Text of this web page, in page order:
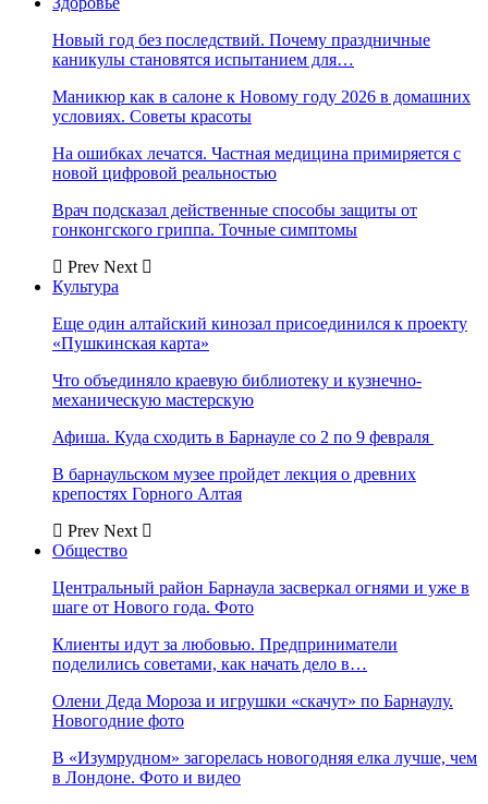
Новый год без последствий. Почему праздничные
каникулы становятся испытанием для…
Маникюр как в салоне к Новому году 2026 в домашних
условиях. Советы красоты
На ошибках лечатся. Частная медицина примиряется с
новой цифровой реальностью
Врач подсказал действенные способы защиты от
гонконгского гриппа. Точные симптомы
Prev Next
Культура
Еще один алтайский кинозал присоединился к проекту
«Пушкинская карта»
Что объединяло краевую библиотеку и кузнечно-
механическую мастерскую
Афиша. Куда сходить в Барнауле со 2 по 9 февраля
В барнаульском музее пройдет лекция о древних
крепостях Горного Алтая
Prev Next
Общество
Центральный район Барнаула засверкал огнями и уже в
шаге от Нового года. Фото
Клиенты идут за любовью. Предприниматели
поделились советами, как начать дело в…
Олени Деда Мороза и игрушки «скачут» по Барнаулу.
Новогодние фото
В «Изумрудном» загорелась новогодняя елка лучше, чем
в Лондоне. Фото и видео